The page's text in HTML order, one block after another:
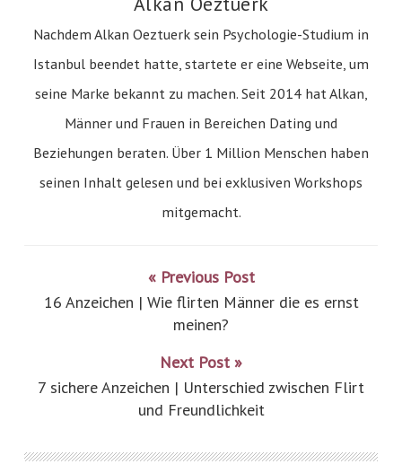
Nachdem Alkan Oeztuerk sein Psychologie-Studium in
Istanbul beendet hatte, startete er eine Webseite, um
seine Marke bekannt zu machen. Seit 2014 hat Alkan,
Männer und Frauen in Bereichen Dating und
Beziehungen beraten. Über 1 Million Menschen haben
seinen Inhalt gelesen und bei exklusiven Workshops
mitgemacht.
« Previous Post
16 Anzeichen | Wie flirten Männer die es ernst
meinen?
Next Post »
7 sichere Anzeichen | Unterschied zwischen Flirt
und Freundlichkeit